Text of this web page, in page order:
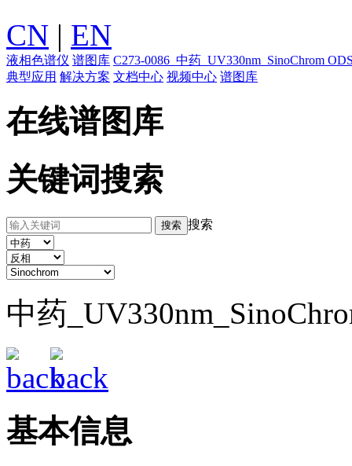
CN | EN
液相色谱仪 谱图库 C273-0086_中药_UV330nm_SinoChrom
典型应用 解决方案 文档中心 视频中心 谱图库
在线谱图库
关键词搜索
搜索
中药
基本信息